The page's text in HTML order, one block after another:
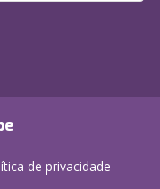
de privacidade